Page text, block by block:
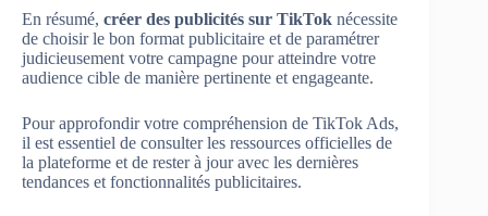
En résumé, créer des publicités sur TikTok nécessite
de choisir le bon format publicitaire et de paramétrer
judicieusement votre campagne pour atteindre votre
audience cible de manière pertinente et engageante.
Pour approfondir votre compréhension de TikTok Ads,
il est essentiel de consulter les ressources officielles de
la plateforme et de rester à jour avec les dernières
tendances et fonctionnalités publicitaires.